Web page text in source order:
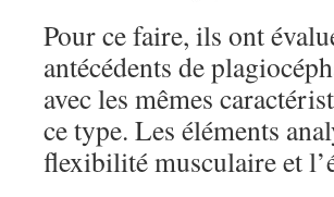
Pour ce faire, ils ont
antécédents de
avec les mêmes
ce type. Les éléments
flexibilité musculaire et